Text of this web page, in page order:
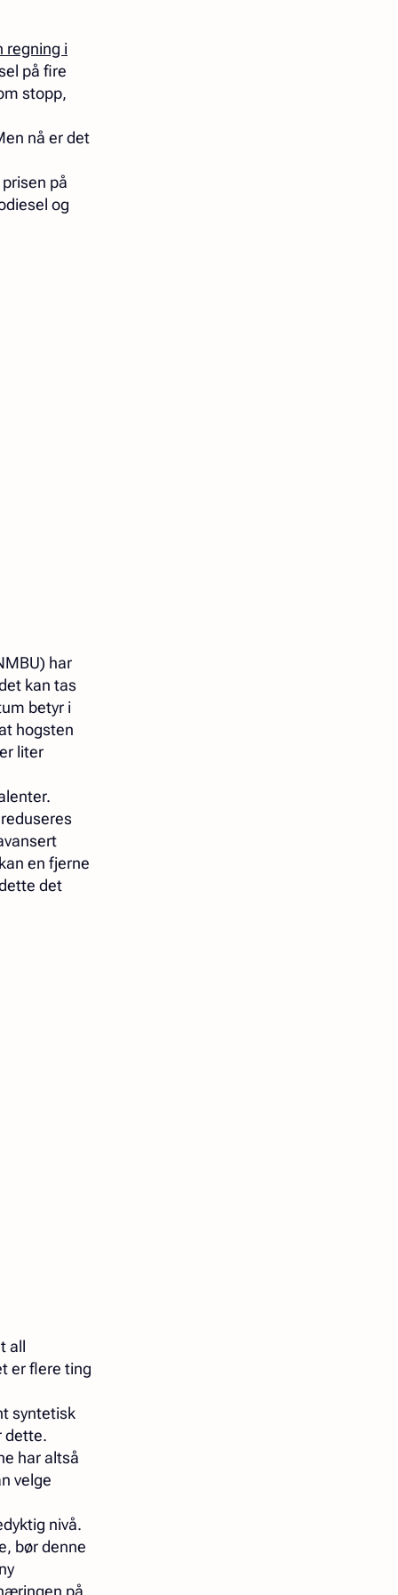
regning i
på fire
stopp,
nå er det
på
og
har
kan tas
betyr i
hogsten
liter
en fjerne
det
all
er flere ting
syntetisk
dette.
har altså
velge
nivå.
bør denne
på